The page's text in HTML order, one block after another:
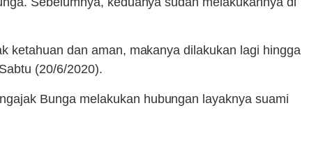
ketahuan dan aman, makanya dilakukan lagi hingga
(20/6/2020).
Bunga melakukan hubungan layaknya suami